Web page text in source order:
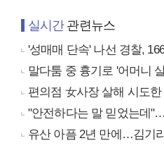
실시간관련뉴스
'성매매 단속' 나선 경찰,
말다툼 중 흉기로 '어머니
편의점 女사장 살해 시도
"안전하다는 말 믿었는데
유산 아픔 2년 만에…김기